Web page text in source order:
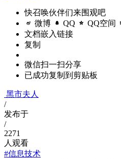
快召唤伙伴们来围观吧
微博 QQ QQ空间
文档嵌入链接
复制
微信扫一扫分享
已成功复制到剪贴板
黑市夫人
/
发布于
/
2271
人观看
#信息技术